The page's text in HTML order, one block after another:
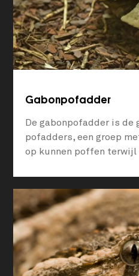
Gabonpofadder
De gabonpofadder is de
pofadders, een groep
op kunnen poffen terwijl